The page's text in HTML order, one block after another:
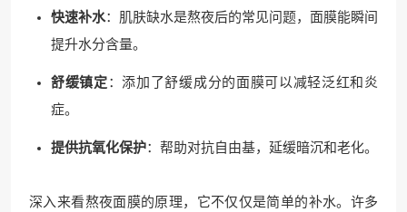
快速补水：肌肤缺水是熬夜后的常见问题，面膜能瞬间
提升水分含量。
舒缓镇定：添加了舒缓成分的面膜可以减轻泛红和炎
症。
提供抗氧化保护：帮助对抗自由基，延缓暗沉和老化。
深入来看熬夜面膜的原理，它不仅仅是简单的补水。许多